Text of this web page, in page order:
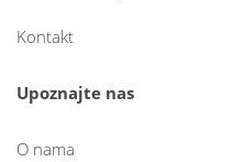
Kontakt
Upoznajte nas
O nama